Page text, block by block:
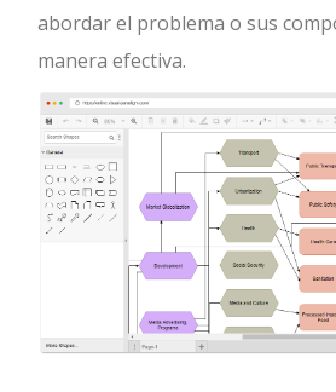
abordar el problema o sus
manera efectiva.